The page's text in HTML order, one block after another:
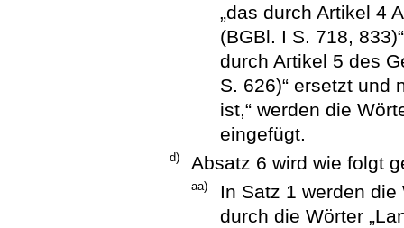
„das durch Artikel 4
(BGBl. I S. 718,
durch Artikel 5 des
S. 626)“ ersetzt und
ist,“ werden die
eingefügt.
d) Absatz 6 wird wie folgt
aa)
In Satz 1 werden die
durch die Wörter